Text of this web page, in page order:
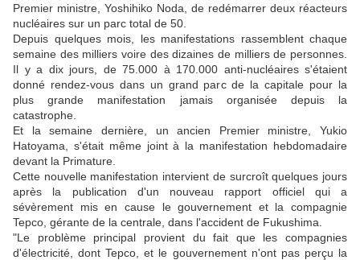
Premier ministre, Yoshihiko Noda, de redémarrer deux réacteurs
nucléaires sur un parc total de 50.
Depuis quelques mois, les manifestations rassemblent chaque
semaine des milliers voire des dizaines de milliers de personnes.
Il y a dix jours, de 75.000 à 170.000 anti-nucléaires s'étaient
donné rendez-vous dans un grand parc de la capitale pour la
plus grande manifestation jamais organisée depuis la
catastrophe.
Et la semaine dernière, un ancien Premier ministre, Yukio
Hatoyama, s'était même joint à la manifestation hebdomadaire
devant la Primature.
Cette nouvelle manifestation intervient de surcroît quelques jours
après la publication d'un nouveau rapport officiel qui a
sévèrement mis en cause le gouvernement et la compagnie
Tepco, gérante de la centrale, dans l'accident de Fukushima.
"Le problème principal provient du fait que les compagnies
d'électricité, dont Tepco, et le gouvernement n'ont pas perçu la